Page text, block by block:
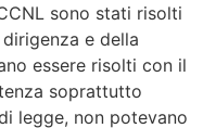
sono stati risolti
e della
essere risolti con il
soprattutto
legge, non potevano